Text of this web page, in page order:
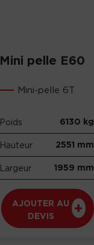
Mini pelle E60
Mini-pelle 6T
Poids 6130 kg
Hauteur 2551 mm
Largeur 1959 mm
AJOUTER AU
DEVIS